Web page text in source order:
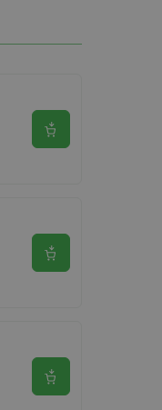
Se produkt
Se produkt
Se produkt